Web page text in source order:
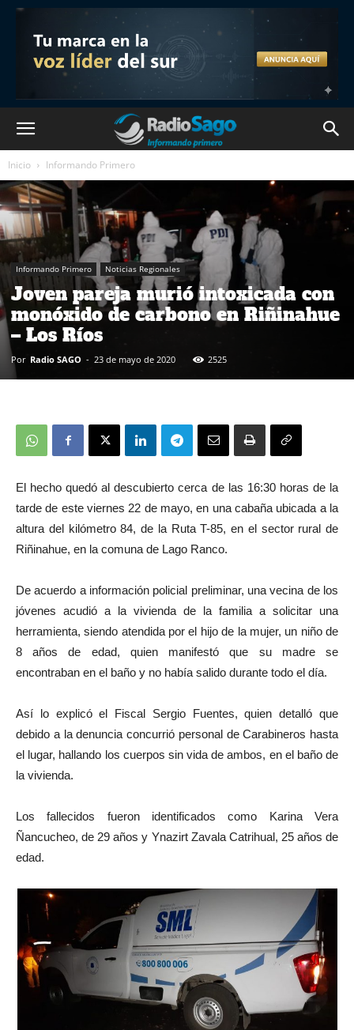
Inicio Informando Primero
Informando Primero Noticias Regionales
Joven pareja murió intoxicada con
monóxido de carbono en Riñinahue
– Los Ríos
Por Radio SAGO - 23 de mayo de 2020 2525
El hecho quedó al descubierto cerca de las 16:30 horas de la
tarde de este viernes 22 de mayo, en una cabaña ubicada a la
altura del kilómetro 84, de la Ruta T-85, en el sector rural de
Riñinahue, en la comuna de Lago Ranco.
De acuerdo a información policial preliminar, una vecina de los
jóvenes acudió a la vivienda de la familia a solicitar una
herramienta, siendo atendida por el hijo de la mujer, un niño de
8 años de edad, quien manifestó que su madre se
encontraban en el baño y no había salido durante todo el día.
Así lo explicó el Fiscal Sergio Fuentes, quien detalló que
debido a la denuncia concurrió personal de Carabineros hasta
el lugar, hallando los cuerpos sin vida de ambos, en el baño de
la vivienda.
Los fallecidos fueron identificados como Karina Vera
Ñancucheo, de 29 años y Ynazirt Zavala Catrihual, 25 años de
edad.